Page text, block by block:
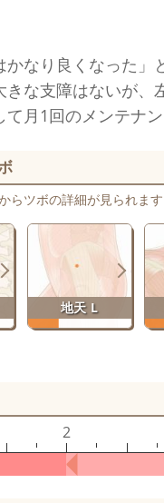
かなり良くなった」
きな支障はないが、
月1回のメンテナン
らツボの詳細が見られます
地天 L
2